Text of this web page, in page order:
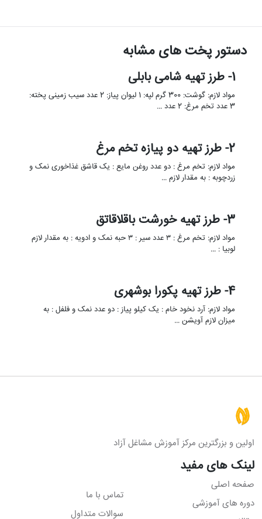
دستور پخت های مشابه
1- طرز تهیه شامی بابلی
مواد لازم: گوشت: 300 گرم لپه: 1 لیوان پیاز: 2 عدد سیب زمینی پخته:
3 عدد تخم مرغ: 2 عدد …
2- طرز تهیه دو پیازه تخم مرغ
مواد لازم: تخم مرغ : دو عدد روغن مایع : یک قاشق غذاخوری نمک و
زردچوبه : به مقدار لازم …
3- طرز تهیه خورشت باقلاقاتق
مواد لازم: تخم مرغ : ۳ عدد سیر : ۳ حبه نمک و ادویه : به مقدار لازم
لوبیا : …
4- طرز تهیه پکورا بوشهری
مواد لازم: آرد نخود خام : یک کیلو پیاز : دو عدد نمک و فلفل : به
میزان لازم آویشن …
اولین و بزرگترین مرکز آموزش مشاغل آزاد
لینک های مفید
صفحه اصلی
دوره های آموزشی
تماس با ما
سوالات متداول